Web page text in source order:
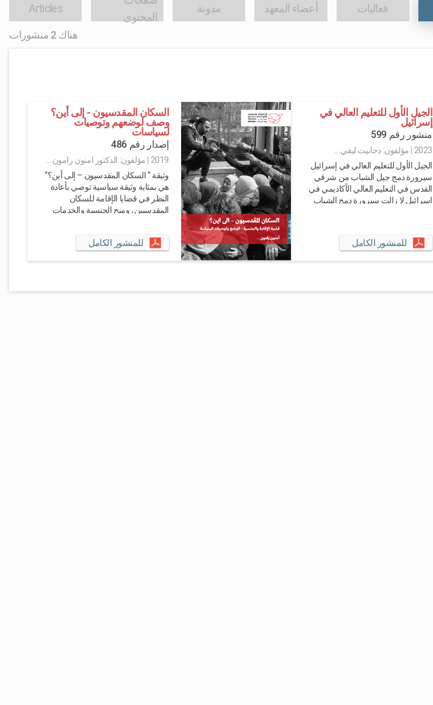
فعاليات أعضاء المعهد مدونة
المحتوى
Articles
هناك 2 منشورات
الجيل الأول للتعليم العالي في
إسرائيل
منشور رقم 599
2023
|مؤلفون: دجانيت ليفي...
الجيل الأول للتعليم العالي في إسرائيل
سيرورة دمج جيل الشباب من شرقي
القدس في التعليم العالي الأكاديمي في
إسرائيل لا زالت سيرورة دمج الشباب
للمنشور الكامل
السكان المقدسيون - إلى أين؟
وصف لوضعهم وتوصيات
لسياسات
إصدار رقم 486
2019
|مؤلفون: الدكتور امنون رامون...
وثيقة ” السكان المقدسيون – إلى أين؟”
هي بمثابة وثيقة سياسية توصي بأعادة
النظر في قضايا الإقامة للسكان
المقدسيين، ومنح الجنسية والخدمات
للمنشور الكامل